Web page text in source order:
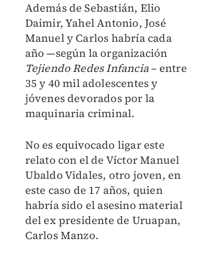
Además de Sebastián, Elio
Daimir, Yahel Antonio, José
Manuel y Carlos habría cada
año —según la organización
Tejiendo Redes Infancia– entre
35 y 40 mil adolescentes y
jóvenes devorados por la
maquinaria criminal.
No es equivocado ligar este
relato con el de Víctor Manuel
Ubaldo Vidales, otro joven, en
este caso de 17 años, quien
habría sido el asesino material
del ex presidente de Uruapan,
Carlos Manzo.